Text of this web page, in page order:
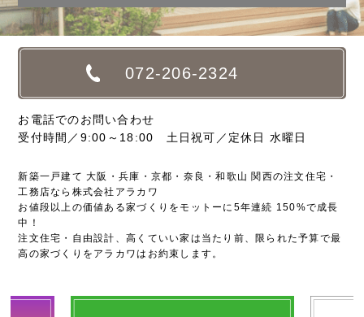
072-206-2324
お電話でのお問い合わせ
受付時間／9:00～18:00 土日祝可／定休日 水曜日
新築一戸建て 大阪・兵庫・京都・奈良・和歌山 関西の注文住宅・
工務店なら株式会社アラカワ
お値段以上の価値ある家づくりをモットーに5年連続 150%で成長
中！
注文住宅・自由設計、高くていい家は当たり前、限られた予算で最
高の家づくりをアラカワはお約束します。